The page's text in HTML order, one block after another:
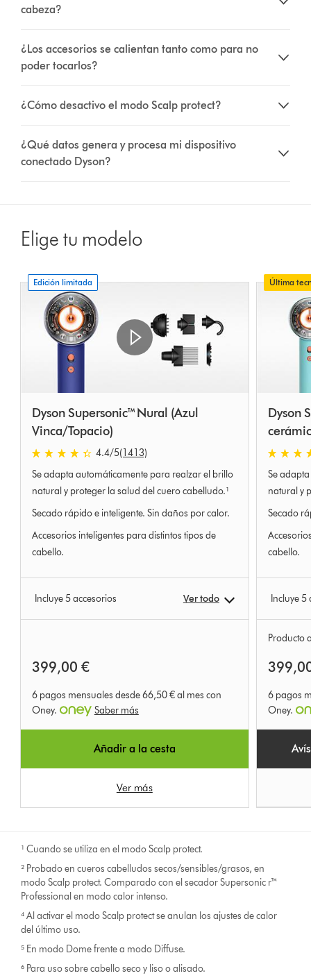
cabeza?
¿Los accesorios se calientan tanto como para no
poder tocarlos?
¿Cómo desactivo el modo Scalp protect?
¿Qué datos genera y procesa mi dispositivo
conectado Dyson?
Elige tu modelo
Edición limitada
Dyson Supersonic™ Nural (Azul
Vinca/Topacio)
4.4 estrellas de 5 de 1413 Ratings
4.4/5(1413)
Se adapta automáticamente para realzar el brillo
natural y proteger la salud del cuero cabelludo.¹
Secado rápido e inteligente. Sin daños por calor.
Accesorios inteligentes para distintos tipos de
cabello.
Incluye 5 accesorios Ver todo
399,00 €
6 pagos mensuales desde 66,50 € al mes con
Oney.
Saber más
Añadir a la cesta
Ver más
Última
Dyson
4.4
Se
natural y
Secado
cabello.
Incluye 5
Producto
6 pagos
Oney.
¹ Cuando se utiliza en el modo Scalp protect.
² Probado en cueros cabelludos secos/sensibles/grasos, en
modo Scalp protect. Comparado con el secador Supersonic r™
Professional en modo calor intenso.
⁴ Al activar el modo Scalp protect se anulan los ajustes de calor
del último uso.
⁵ En modo Dome frente a modo Diffuse.
⁶ Para uso sobre cabello seco y liso o alisado.